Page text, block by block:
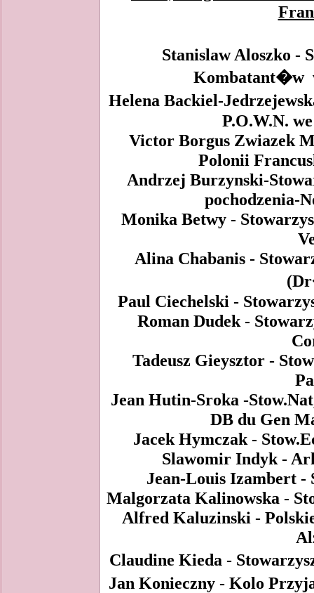
Stanislaw Aloszko -
Kombatant�w
Helena Backiel-
P.O.W.N.
Victor Borgus Zwiazek
Polonii
Andrzej Burzynski-
pochodzenia-
Monika Betwy -
Alina Chabanis -
Paul Ciechelski -
Roman Dudek -
Tadeusz Gieysztor -
Jean Hutin-Sroka -
DB du Gen
Jacek Hymczak -
Slawomir Indyk -
Jean-Louis Izambert -
Malgorzata Kalinowska -
Alfred Kaluzinski -
Claudine Kieda -
Jan Konieczny - Kolo